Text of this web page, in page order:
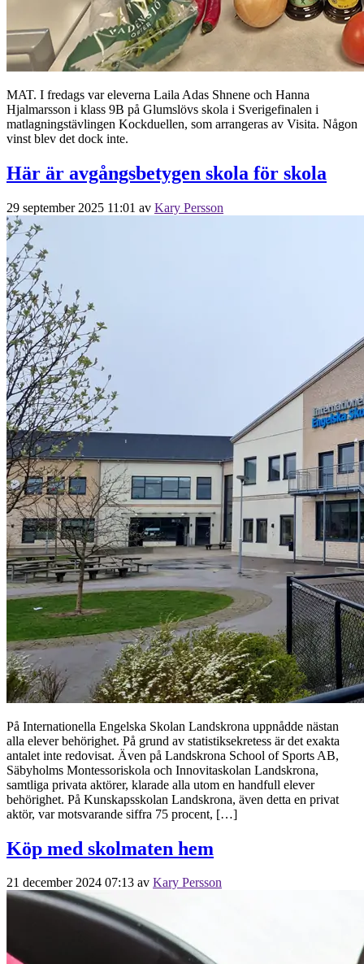
MAT. I fredags var eleverna Laila Adas Shnene och Hanna
Hjalmarsson i klass 9B på Glumslövs skola i Sverigefinalen i
matlagningstävlingen Kockduellen, som arrangeras av Visita. Någon
vinst blev det dock inte.
Här är avgångsbetygen skola för skola
29 september 2025 11:01 av Kary Persson
På Internationella Engelska Skolan Landskrona uppnådde nästan
alla elever behörighet. På grund av statistiksekretess är det exakta
antalet inte redovisat. Även på Landskrona School of Sports AB,
Säbyholms Montessoriskola och Innovitaskolan Landskrona,
samtliga privata aktörer, klarade alla utom en handfull elever
behörighet. På Kunskapsskolan Landskrona, även detta en privat
aktör, var motsvarande siffra 75 procent, […]
Köp med skolmaten hem
21 december 2024 07:13 av Kary Persson